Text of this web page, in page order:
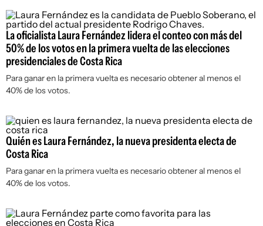
La oficialista Laura Fernández lidera el conteo con más del
50% de los votos en la primera vuelta de las elecciones
presidenciales de Costa Rica
Para ganar en la primera vuelta es necesario obtener al menos el
40% de los votos.
Quién es Laura Fernández, la nueva presidenta electa de
Costa Rica
Para ganar en la primera vuelta es necesario obtener al menos el
40% de los votos.